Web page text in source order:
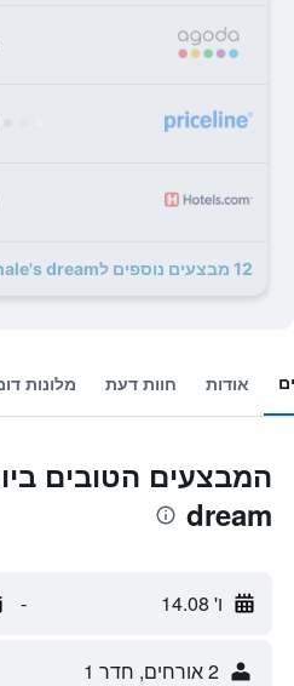
12 מבצעים נוספים לwhale's dream
אודות חוות דעת מלונות
dream
ו' 14.08 -
2 אורחים, חדר 1